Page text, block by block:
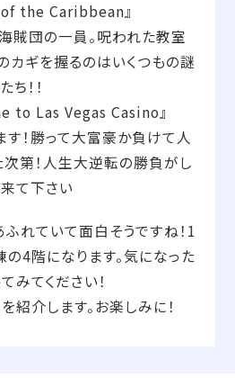
the Caribbean』
賊団の一員。呪われた教室
カギを握るのはいくつもの謎
！！
to Las Vegas Casino』
！勝って大富豪か負けて人
第！人生大逆転の勝負がし
て下さい
れていて面白そうですね！1
4階になります。気になった
みてください！
介します。お楽しみに！